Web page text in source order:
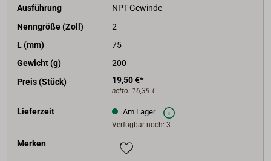
Ausführung
NPT-Gewinde
Nenngröße (Zoll)
2
L (mm)
75
Gewicht (g)
200
Preis (Stück)
19,50 €*
netto: 16,39 €
Lieferzeit Am Lager
Verfügbar noch: 3
Merken